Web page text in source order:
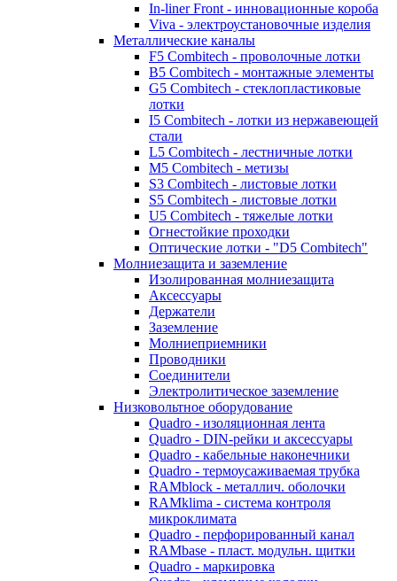
In-liner Front - инновационные короба
Viva - электроустановочные изделия
Металлические каналы
F5 Combitech - проволочные лотки
B5 Combitech - монтажные элементы
G5 Combitech - стеклопластиковые
лотки
I5 Combitech - лотки из нержавеющей
стали
L5 Combitech - лестничные лотки
M5 Combitech - метизы
S3 Combitech - листовые лотки
S5 Combitech - листовые лотки
U5 Combitech - тяжелые лотки
Огнестойкие проходки
Оптические лотки - "D5 Combitech"
Молниезащита и заземление
Изолированная молниезащита
Аксессуары
Держатели
Заземление
Молниеприемники
Проводники
Соединители
Электролитическое заземление
Низковольтное оборудование
Quadro - изоляционная лента
Quadro - DIN-рейки и аксессуары
Quadro - кабельные наконечники
Quadro - термоусаживаемая трубка
RAMblock - металлич. оболочки
RAMklima - система контроля
микроклимата
Quadro - перфорированный канал
RAMbase - пласт. модульн. щитки
Quadro - маркировка